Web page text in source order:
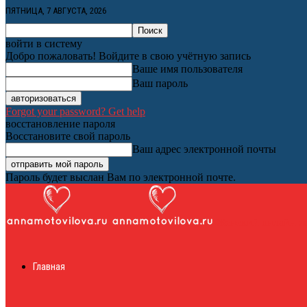
ПЯТНИЦА, 7 АВГУСТА, 2026
войти в систему
Добро пожаловать! Войдите в свою учётную запись
Ваше имя пользователя
Ваш пароль
Forgot your password? Get help
восстановление пароля
Восстановите свой пароль
Ваш адрес электронной почты
Пароль будет выслан Вам по электронной почте.
Главная